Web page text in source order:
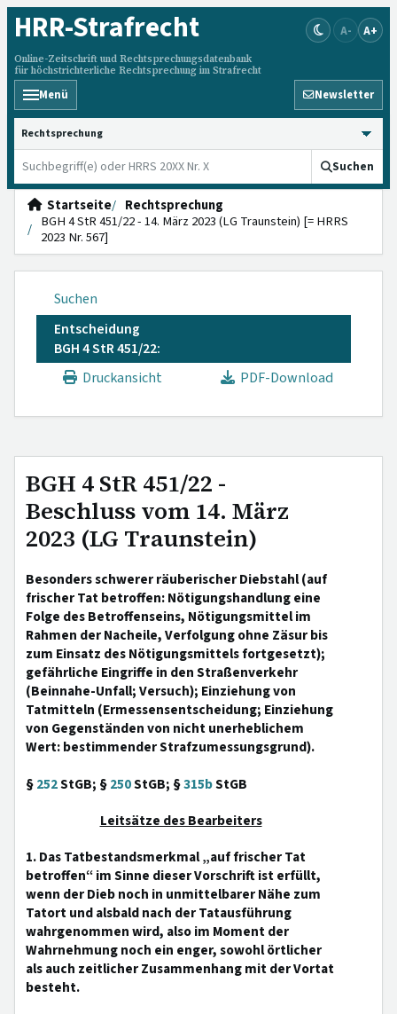
HRR-Strafrecht
Online-Zeitschrift und Rechtsprechungsdatenbank
für höchstrichterliche Rechtsprechung im Strafrecht
A- A+
Menü Newsletter
HRRS durchsuchen
Suchen
Startseite
Rechtsprechung
BGH 4 StR 451/22 - 14. März 2023 (LG Traunstein) [= HRRS
2023 Nr. 567]
Suchen
Entscheidung
BGH 4 StR 451/22:
Druckansicht
PDF-Download
BGH 4 StR 451/22 -
Beschluss vom 14. März
2023 (LG Traunstein)
Besonders schwerer räuberischer Diebstahl (auf
frischer Tat betroffen: Nötigungshandlung eine
Folge des Betroffenseins, Nötigungsmittel im
Rahmen der Nacheile, Verfolgung ohne Zäsur bis
zum Einsatz des Nötigungsmittels fortgesetzt);
gefährliche Eingriffe in den Straßenverkehr
(Beinnahe-Unfall; Versuch); Einziehung von
Tatmitteln (Ermessensentscheidung; Einziehung
von Gegenständen von nicht unerheblichem
Wert: bestimmender Strafzumessungsgrund).
§252StGB; §250StGB; §315bStGB
Leitsätze des Bearbeiters
1. Das Tatbestandsmerkmal „auf frischer Tat
betroffen“ im Sinne dieser Vorschrift ist erfüllt,
wenn der Dieb noch in unmittelbarer Nähe zum
Tatort und alsbald nach der Tatausführung
wahrgenommen wird, also im Moment der
Wahrnehmung noch ein enger, sowohl örtlicher
als auch zeitlicher Zusammenhang mit der Vortat
besteht.